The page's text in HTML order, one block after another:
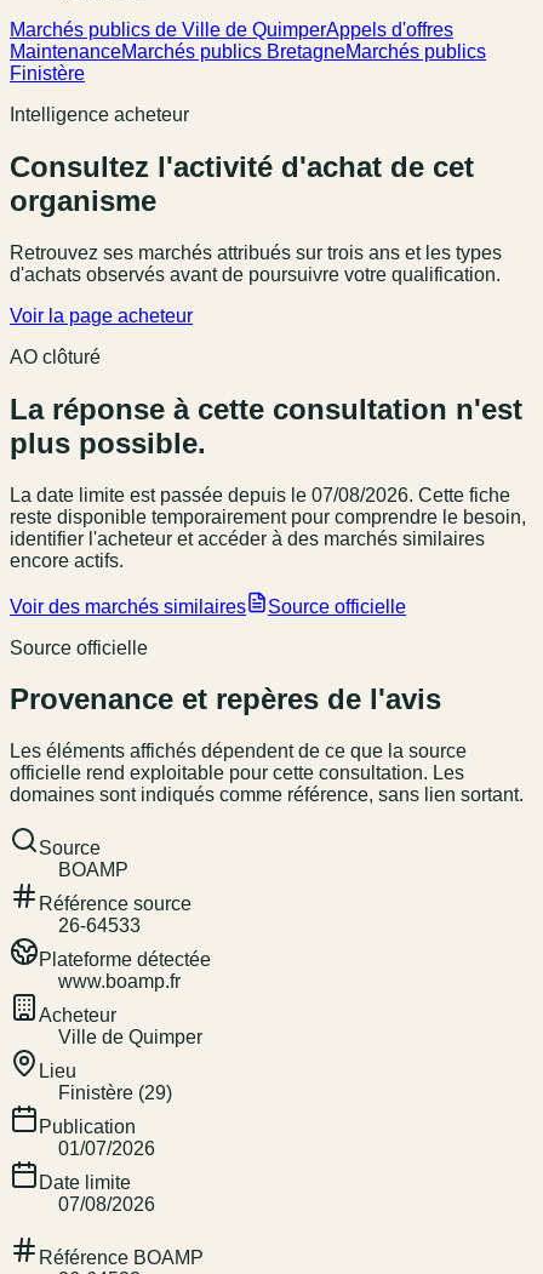
Marchés publics de Ville de QuimperAppels d'offres
MaintenanceMarchés publics BretagneMarchés publics
Finistère
Intelligence acheteur
Consultez l'activité d'achat de cet
organisme
Retrouvez ses marchés attribués sur trois ans et les types
d'achats observés avant de poursuivre votre qualification.
Voir la page acheteur
AO clôturé
La réponse à cette consultation n'est
plus possible.
La date limite est passée depuis le 07/08/2026. Cette fiche
reste disponible temporairement pour comprendre le besoin,
identifier l'acheteur et accéder à des marchés similaires
encore actifs.
Voir des marchés similaires
Source officielle
Source officielle
Provenance et repères de l'avis
Les éléments affichés dépendent de ce que la source
officielle rend exploitable pour cette consultation. Les
domaines sont indiqués comme référence, sans lien sortant.
Source
BOAMP
Référence source
26-64533
Plateforme détectée
www.boamp.fr
Acheteur
Ville de Quimper
Lieu
Finistère (29)
Publication
01/07/2026
Date limite
07/08/2026
Référence BOAMP